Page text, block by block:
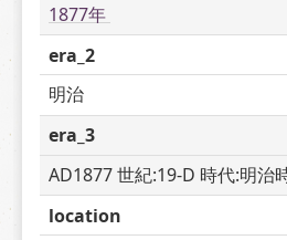
1877年
era_2
明治
era_3
AD1877 世紀:19-D 時代:明治
location